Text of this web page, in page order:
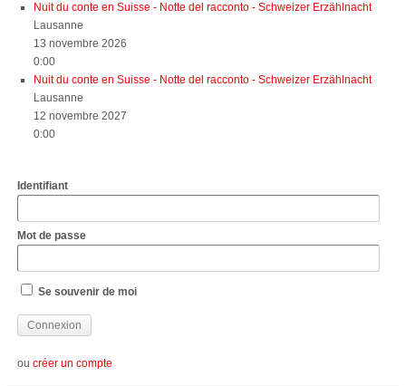
Nuit du conte en Suisse - Notte del racconto - Schweizer Erzählnacht
Lausanne
13 novembre 2026
0:00
Nuit du conte en Suisse - Notte del racconto - Schweizer Erzählnacht
Lausanne
12 novembre 2027
0:00
Identifiant
Mot de passe
Se souvenir de moi
ou créer un compte